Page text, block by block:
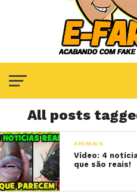
All posts
ANIMAIS
Vídeo: 4
que são reais!